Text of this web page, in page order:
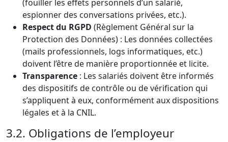
(fouiller les effets personnels d’un salarié,
espionner des conversations privées, etc.).
Respect du RGPD (Règlement Général sur la
Protection des Données) : Les données collectées
(mails professionnels, logs informatiques, etc.)
doivent l’être de manière proportionnée et licite.
Transparence : Les salariés doivent être informés
des dispositifs de contrôle ou de vérification qui
s’appliquent à eux, conformément aux dispositions
légales et à la CNIL.
3.2. Obligations de l’employeur